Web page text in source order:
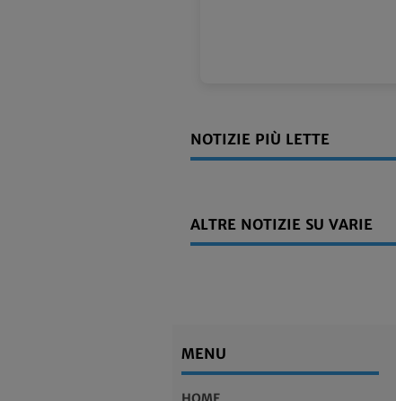
NOTIZIE PIÙ LETTE
ALTRE NOTIZIE SU VARIE
MENU